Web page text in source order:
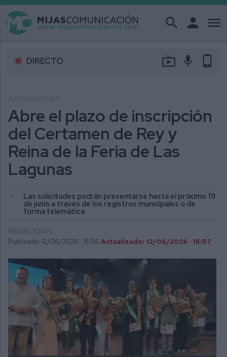
search person menu
DIRECTO live_tv mic phone_android
Abre el plazo de inscripción
del Certamen de Rey y
Reina de la Feria de Las
Lagunas
Las solicitudes podrán presentarse hasta el próximo 19
de junio a través de los registros municipales o de
forma telemática
Publicado: 12/06/2026 · 15:56 Actualizado: 12/06/2026 · 15:57